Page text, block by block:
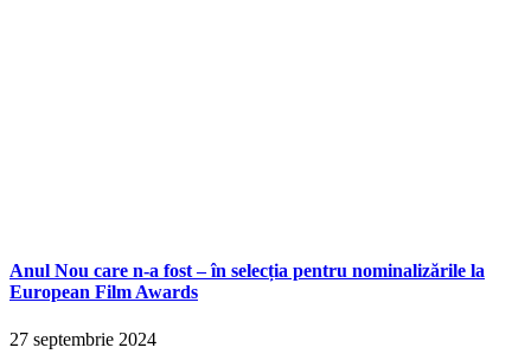
Anul Nou care n-a fost – în selecția pentru nominalizările la
European Film Awards
27 septembrie 2024